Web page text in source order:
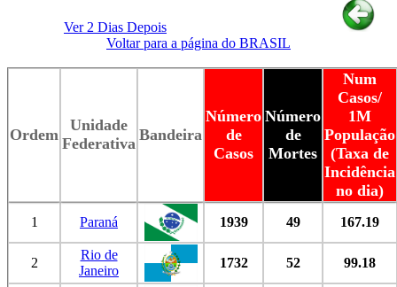
Ver 2 Dias Depois
Voltar para a página do BRASIL
Ordem
Unidade
Federativa Bandeira
Número
de
Casos
Número
de
Mortes
Num
Casos/
1M
População
(Taxa de
Incidência
no dia)
1 Paraná 1939 49 167.19
2
Rio de
Janeiro
1732 52 99.18